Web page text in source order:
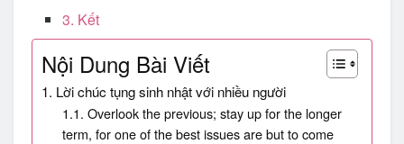
3. Kết
Nội Dung Bài Viết
1. Lời chúc tụng sinh nhật với nhiều người
1.1. Overlook the previous; stay up for the longer
term, for one of the best issues are but to come